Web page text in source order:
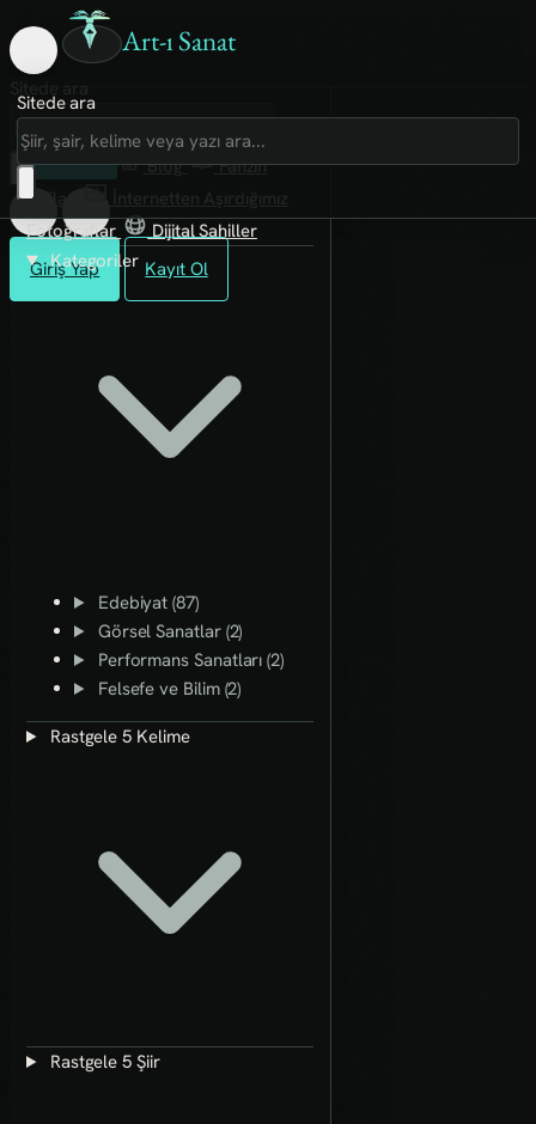
Art-ı Sanat
Giriş Yap Kayıt Ol
Sitede ara
Art-ı Sosyal
İmece
Kütüphane
Blog
Fanzin
Rafları
Fotoğraflar
Dijital Sahiller
Kategoriler
Edebiyat (87)
Görsel Sanatlar (2)
Performans Sanatları (2)
Felsefe ve Bilim (2)
Rastgele 5 Kelime
Rastgele 5 Şiir